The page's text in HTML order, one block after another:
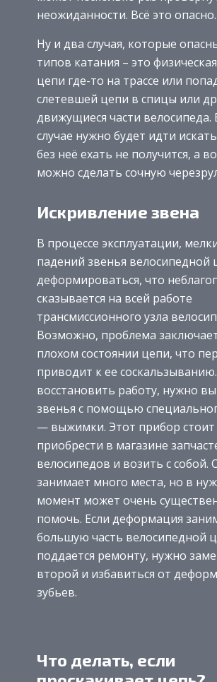
неожиданности. Всё это опасно.
Ну и два случая, которые
типов катания – это
цепи где-то на трассе или
слетевшей цепи в спицы или
движущиеся части
случае нужно будет идти
без неё ехать не получится, а
можно сделать сочную
Искривление звена
В процессе эксплуатации,
падений звенья велосипедной
деформироваться, что
сказывается на всей работе
трансмиссионного узла
Возможно, проблема
плохом состоянии цепи, что
приводит к ее
восстановить работу, нужно
звенья с помощью
— выжимки. Этот прибор стоит
приобрести в магазине
велосипедов и возить с собой.
занимает много места, но в
момент может очень
помочь. Если деформация
большую часть велосипедной
поддается ремонту, нужно
второй и избавиться от
зубьев.
Что делать, если